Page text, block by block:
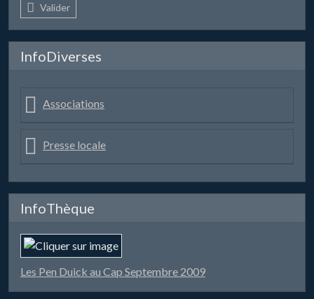
Valider
InfoDiverses
Associations
Presse locale
InfoThèque
Les Pen Duick au Cap Septembre 2009